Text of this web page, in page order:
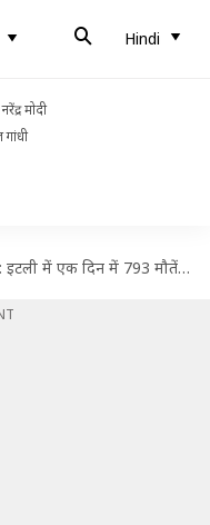
Hindi
नरेंद्र मोदी
गांधी
दिन में 793 मौतें, दुनियाभर में 3 लाख से ज्यादा मामले